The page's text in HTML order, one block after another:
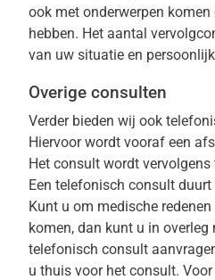
ook met onderwerpen
hebben. Het aantal
van uw situatie en
Overige consulten
Verder bieden wij ook
Hiervoor wordt vooraf een
Het consult wordt
Een telefonisch consult
Kunt u om medische
komen, dan kunt u in overleg
telefonisch consult
u thuis voor het consult.